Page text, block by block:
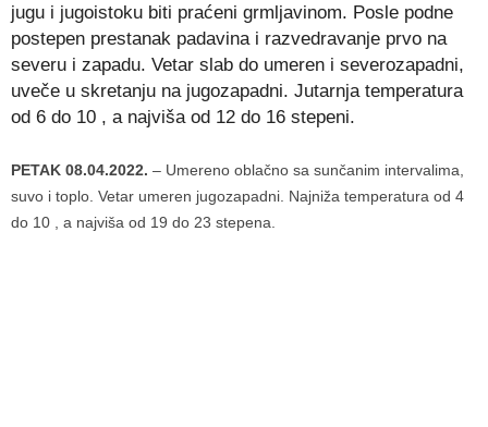
jugu i jugoistoku biti praćeni grmljavinom. Posle podne
postepen prestanak padavina i razvedravanje prvo na
severu i zapadu. Vetar slab do umeren i severozapadni,
uveče u skretanju na jugozapadni. Jutarnja temperatura
od 6 do 10 , a najviša od 12 do 16 stepeni.
PETAK 08.04.2022. – Umereno oblačno sa sunčanim intervalima,
suvo i toplo. Vetar umeren jugozapadni. Najniža temperatura od 4
do 10 , a najviša od 19 do 23 stepena.